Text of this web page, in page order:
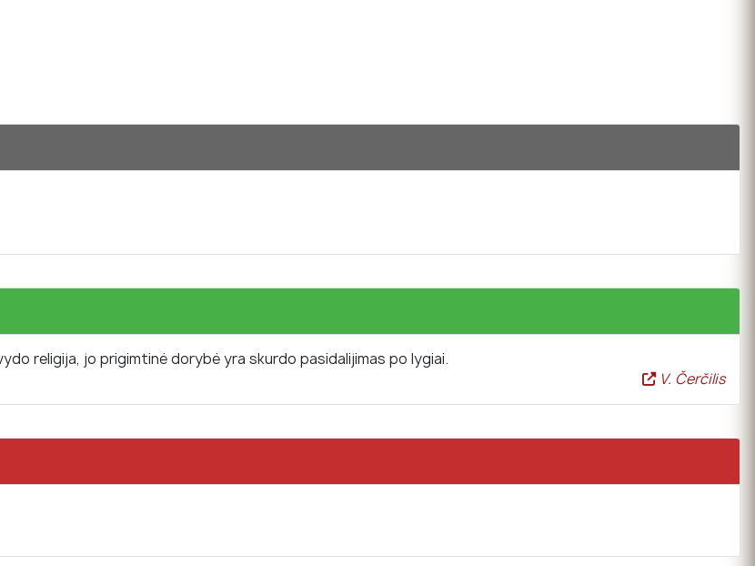
religija, jo prigimtinė dorybė yra skurdo pasidalijimas po lygiai.
V. Čerčilis